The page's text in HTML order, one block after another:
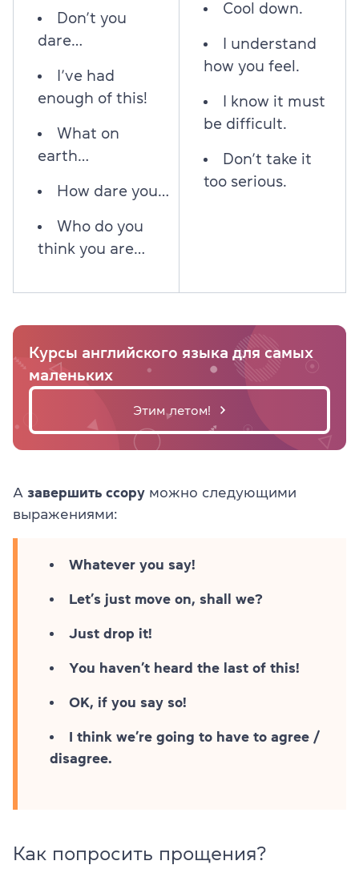
Don’t you
dare…
I’ve had
enough of this!
What on
earth…
How dare you…
Who do you
think you are…
Cool down.
I understand
how you feel.
I know it must
be difficult.
Don’t take it
too serious.
Курсы английского языка для самых
маленьких
Этим летом!
А завершить ссору можно следующими
выражениями:
Whatever you say!
Let’s just move on, shall we?
Just drop it!
You haven’t heard the last of this!
OK, if you say so!
I think we’re going to have to agree /
disagree.
Как попросить прощения?